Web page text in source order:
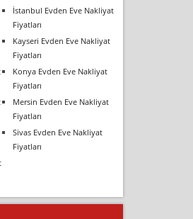
İstanbul Evden Eve Nakliyat
Fiyatları
Kayseri Evden Eve Nakliyat
Fiyatları
Konya Evden Eve Nakliyat
Fiyatları
Mersin Evden Eve Nakliyat
Fiyatları
Sivas Evden Eve Nakliyat
Fiyatları